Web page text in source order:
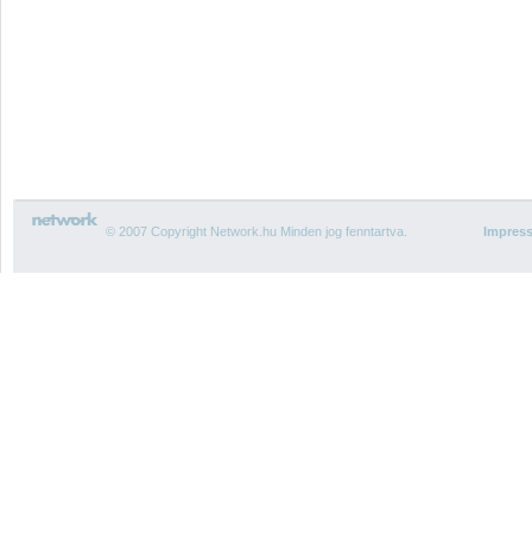
© 2007 Copyright Network.hu Minden jog fenntartva.